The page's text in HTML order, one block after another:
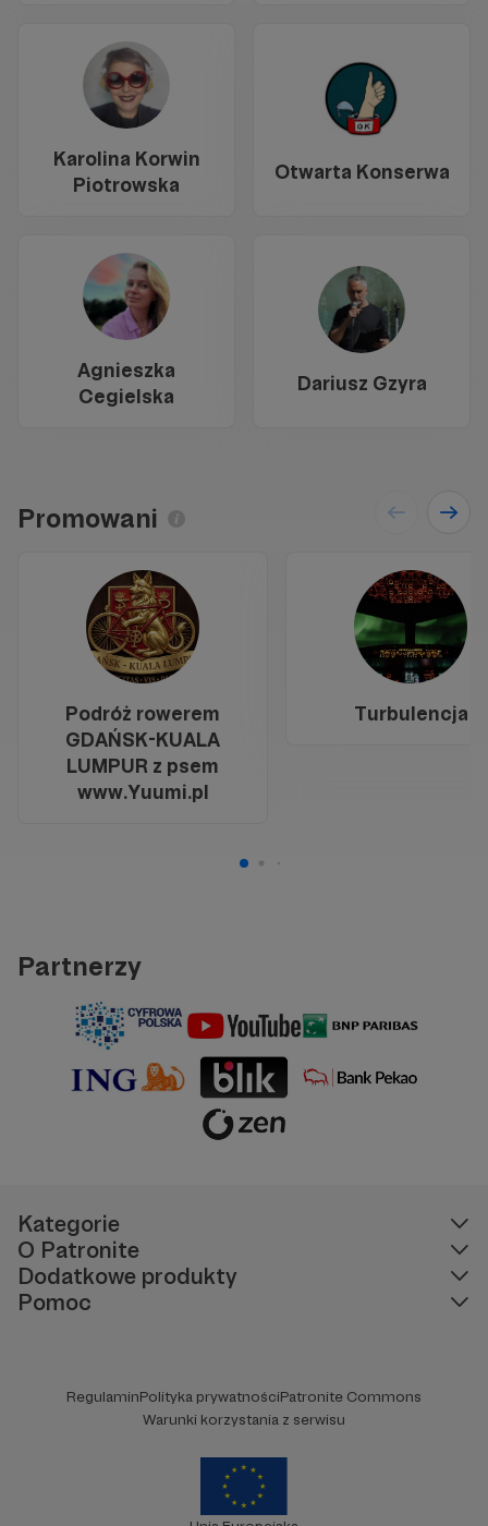
Karolina Korwin
Piotrowska
Otwarta Konserwa
Agnieszka
Cegielska
Dariusz Gzyra
Promowani
Podróż rowerem
GDAŃSK-KUALA
LUMPUR z psem
www.Yuumi.pl
Turbulencja
Partnerzy
Kategorie
O Patronite
Dodatkowe produkty
Pomoc
RegulaminPolityka prywatnościPatronite Commons
Warunki korzystania z serwisu